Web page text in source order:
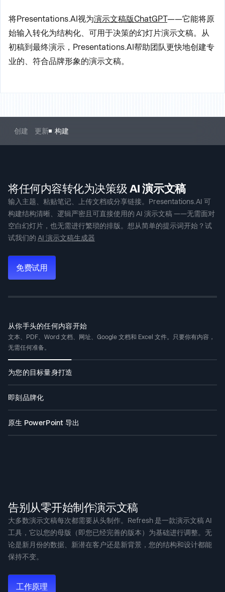
将Presentations.AI视为演示文稿版ChatGPT——它能将原
始输入转化为结构化、可用于决策的幻灯片演示文稿。从
初稿到最终演示，Presentations.AI帮助团队更快地创建专
业的、符合品牌形象的演示文稿。
创建 更新 构建
将任何内容转化为决策级AI 演示文稿
输入主题、粘贴笔记、上传文档或分享链接。Presentations.AI 可
构建结构清晰、逻辑严密且可直接使用的 AI 演示文稿——无需面对
空白幻灯片，也无需进行繁琐的排版。想从简单的提示词开始？试
试我们的 AI 演示文稿生成器
免费试用
从你手头的任何内容开始
文本、PDF、Word 文档、网址、Google 文档和 Excel 文件。只要你有内容，
无需任何准备。
为您的目标量身打造
列。您只需告知演示文稿的目标，它便会据此进行构建。
即刻品牌化
配色。让每一张幻灯片都呈现您的专属风格。
原生 PowerPoint 导出
告别从零开始制作演示文稿
大多数演示文稿每次都需要从头制作。Refresh 是一款演示文稿 AI
工具，它以您的母版（即您已经完善的版本）为基础进行调整。无
论是新月份的数据、新潜在客户还是新背景，您的结构和设计都能
保持不变。
工作原理